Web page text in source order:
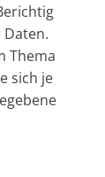
Thema
sich je